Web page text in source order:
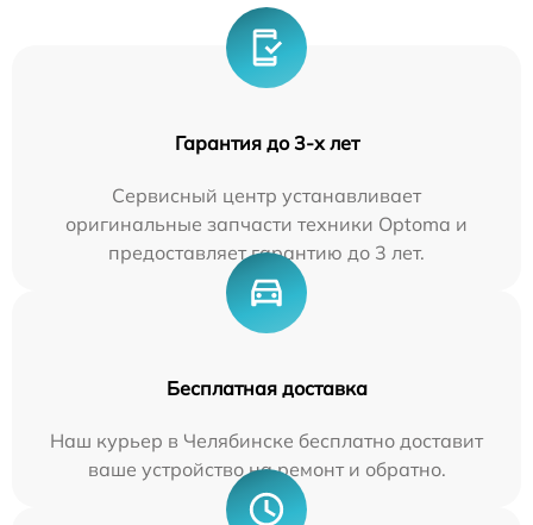
Гарантия до 3-х лет
Сервисный центр устанавливает
оригинальные запчасти техники Optoma и
предоставляет гарантию до 3 лет.
Бесплатная доставка
Наш курьер в Челябинске бесплатно доставит
ваше устройство на ремонт и обратно.